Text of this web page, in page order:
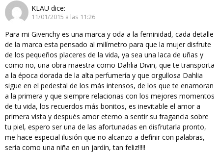
KLAU dice:
11/01/2015 a las 11:26
Para mi Givenchy es una marca y oda a la feminidad, cada detalle
de la marca esta pensado al milímetro para que la mujer disfrute
de los pequeños placeres de la vida, ya sea una laca de uñas y
como no, una obra maestra como Dahlia Divin, que te transporta
a la época dorada de la alta perfumería y que orgullosa Dahlia
sigue en el pedestal de los más intensos, de los que te enamoran
a la primera y que siempre relacionas con los mejores momentos
de tu vida, los recuerdos más bonitos, es inevitable el amor a
primera vista y después amor eterno a sentir su fragancia sobre
tu piel, espero ser una de las afortunadas en disfrutarla pronto,
me hace especial ilusión que no alcanzo a definir con palabras,
sería como una niña en un jardín, tan feliz!!!!!